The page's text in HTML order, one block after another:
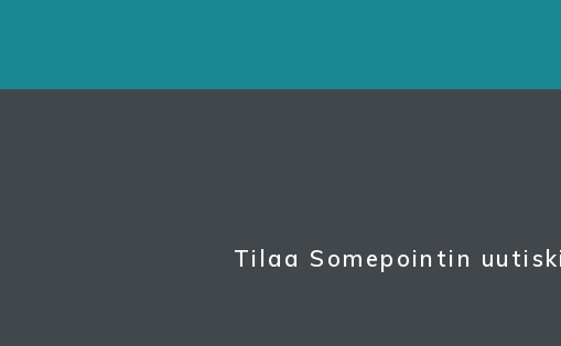
Tilaa Somepointin